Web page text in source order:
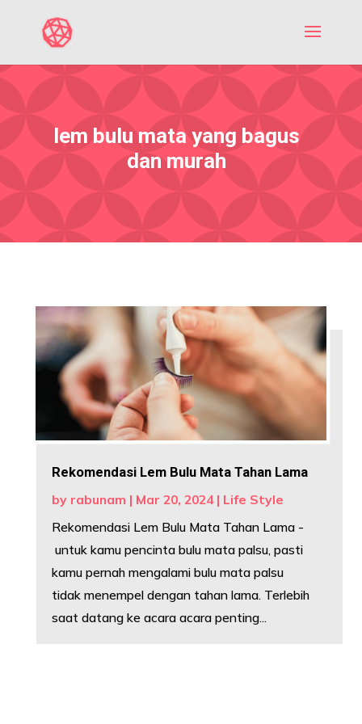
lem bulu mata yang bagus
dan murah
Rekomendasi Lem Bulu Mata Tahan Lama
by rabunam | Mar 20, 2024| Life Style
Rekomendasi Lem Bulu Mata Tahan Lama -
untuk kamu pencinta bulu mata palsu, pasti
kamu pernah mengalami bulu mata palsu
tidak menempel dengan tahan lama. Terlebih
saat datang ke acara acara penting...